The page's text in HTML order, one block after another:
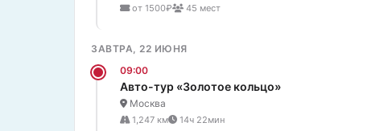
от 1500₽ 45 мест
ЗАВТРА, 22 ИЮНЯ
09:00
Авто-тур «Золотое кольцо»
Москва
1,247 км 14ч 22мин